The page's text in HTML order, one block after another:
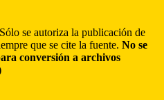
se autoriza la publicación de
que se cite la fuente. No se
conversión a archivos